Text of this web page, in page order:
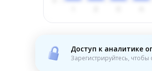
Доступ к аналитике
Зарегистрируйтесь, чтобы